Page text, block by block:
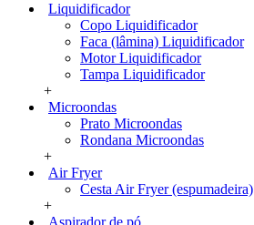
Liquidificador
Copo Liquidificador
Faca (lâmina) Liquidificador
Motor Liquidificador
Tampa Liquidificador
+
Microondas
Prato Microondas
Rondana Microondas
+
Air Fryer
Cesta Air Fryer (espumadeira)
+
Aspirador de pó